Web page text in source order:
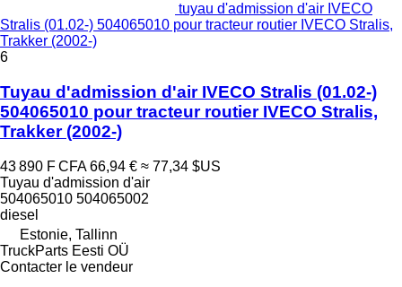
tuyau d'admission d'air IVECO
Stralis (01.02-) 504065010 pour tracteur routier IVECO Stralis,
Trakker (2002-)
6
Tuyau d'admission d'air IVECO Stralis (01.02-)
504065010 pour tracteur routier IVECO Stralis,
Trakker (2002-)
43 890 F CFA 66,94 € ≈ 77,34 $US
Tuyau d'admission d'air
504065010 504065002
diesel
Estonie, Tallinn
TruckParts Eesti OÜ
Contacter le vendeur